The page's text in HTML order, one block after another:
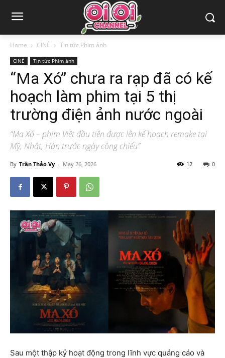
Home CINÉ Tin tức Phim ảnh
CINÉ Tin tức Phim ảnh
“Ma Xó” chưa ra rạp đã có kế
hoạch làm phim tại 5 thị
trường điện ảnh nước ngoài
“Ma Xó – phim Việt đầu tiên được lên kế hoạch remake tại
Mỹ, Nhật, Hàn trước ngày công chiếu”
By Trần Thảo Vy - May 26, 2026 0
12
Sau một thập kỷ hoạt động trong lĩnh vực quảng cáo và